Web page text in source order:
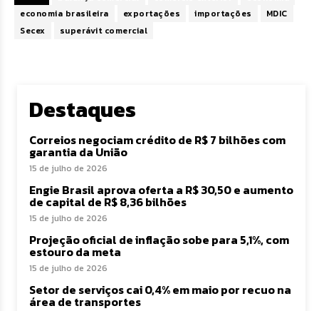
economia brasileira
exportações importações
MDIC
Secex
superávit comercial
Destaques
Correios negociam crédito de R$ 7 bilhões com
garantia da União
15 de julho de 2026
Engie Brasil aprova oferta a R$ 30,50 e aumento
de capital de R$ 8,36 bilhões
15 de julho de 2026
Projeção oficial de inflação sobe para 5,1%, com
estouro da meta
15 de julho de 2026
Setor de serviços cai 0,4% em maio por recuo na
área de transportes